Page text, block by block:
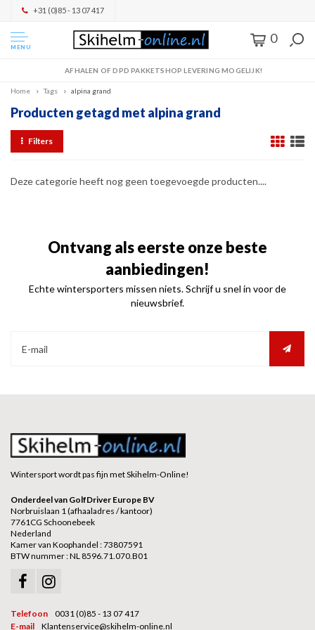
+31 (0)85 - 13 07 417
MENU
0
AFHALEN OF DPD PAKKETSHOP LEVERING MOGELIJK!
Home Tags alpina grand
Producten getagd met alpina grand
Filters
Deze categorie heeft nog geen toegevoegde producten....
Ontvang als eerste onze beste
aanbiedingen!
Echte wintersporters missen niets. Schrijf u snel in voor de
nieuwsbrief.
Wintersport wordt pas fijn met Skihelm-Online!
Onderdeel van GolfDriver Europe BV
Norbruislaan 1 (afhaaladres / kantoor)
7761CG Schoonebeek
Nederland
Kamer van Koophandel : 73807591
BTW nummer : NL 8596.71.070.B01
Telefoon
0031 (0)85 - 13 07 417
E-mail
Klantenservice@skihelm-online.nl